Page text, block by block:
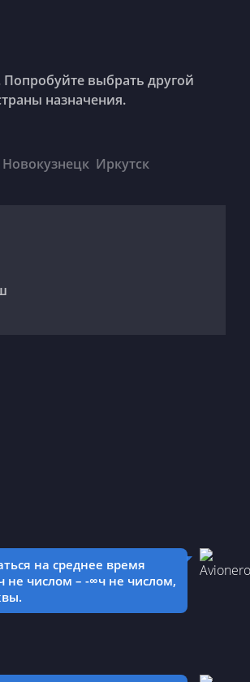
выбрать другой
назначения.
Новокузнецк Иркутск
на среднее время
не числом – -∞ч не числом,